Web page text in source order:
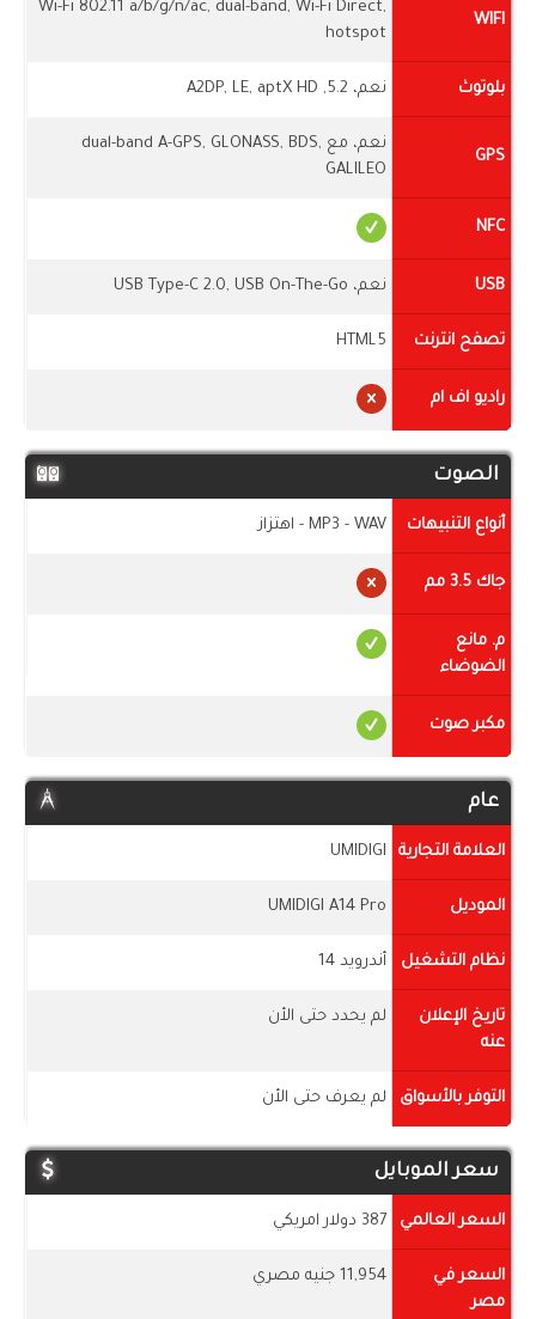
WIFI
Wi-Fi 802.11 a/b/g/n/ac, dual-band, Wi-Fi Direct,
hotspot
بلوتوث نعم، 5.2, A2DP, LE, aptX HD
GPS
نعم، مع dual-band A-GPS, GLONASS, BDS,
GALILEO
NFC
USB نعم، USB Type-C 2.0, USB On-The-Go
تصفح انترنت HTML5
راديو اف ام
الصوت
أنواع التنبيهات MP3 - WAV - اهتزاز
جاك 3.5 مم
م. مانع
الضوضاء
مكبر صوت
عام
العلامة التجارية UMIDIGI
الموديل UMIDIGI A14 Pro
نظام التشغيل أندرويد 14
تاريخ الإعلان
عنه
لم يحدد حتى الأن
التوفر بالأسواق لم يعرف حتى الأن
سعر الموبايل
السعر العالمي 387 دولار امريكي
السعر في
مصر
11,954 جنيه مصري